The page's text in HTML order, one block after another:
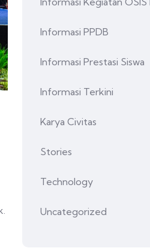
Informasi PPDB
Informasi Prestasi Siswa
Informasi Terkini
Karya Civitas
Stories
Technology
Uncategorized